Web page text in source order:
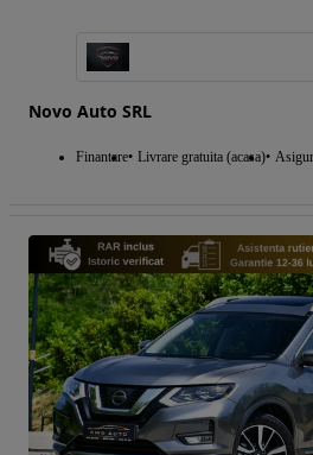
Novo Auto SRL
Finantare Livrare gratuita (acasa)